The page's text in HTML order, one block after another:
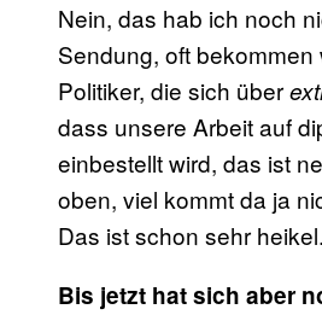
Nein, das hab ich noch
Sendung, oft
Politiker, die sich über
dass unsere Arbeit auf
einbestellt wird, das ist
oben, viel kommt da ja
Das ist schon sehr heikel.
Bis jetzt hat sich aber